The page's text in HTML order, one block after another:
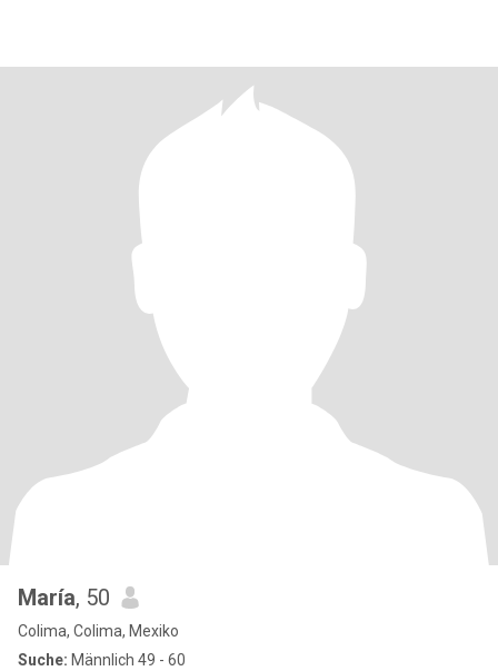
María, 50
Colima, Colima, Mexiko
Suche: Männlich 49 - 60